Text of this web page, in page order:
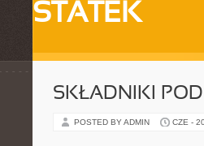
STATEK
SKŁADNIKI
POSTED BY ADMIN CZE -